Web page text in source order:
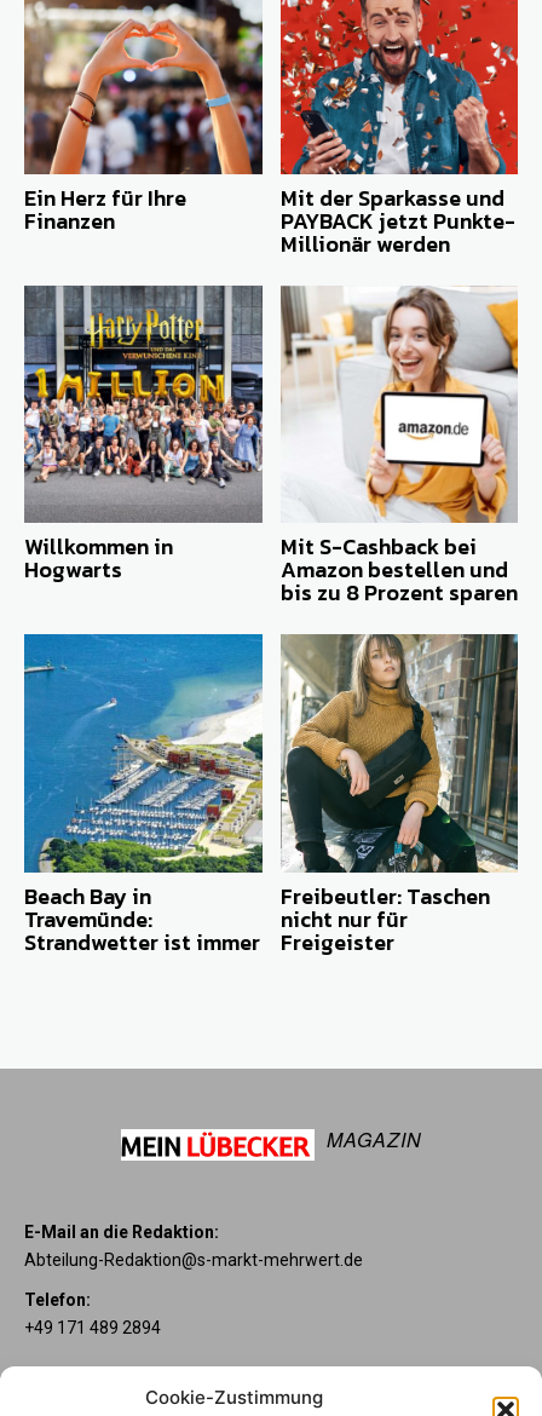
Cookie-Zustimmung
Ein Herz für Ihre
Finanzen
Mit der Sparkasse und
PAYBACK jetzt Punkte-
Millionär werden
Willkommen in
Hogwarts
Mit S-Cashback bei
Amazon bestellen und
bis zu 8 Prozent sparen
Beach Bay in
Travemünde:
Strandwetter ist immer
Freibeutler: Taschen
nicht nur für
Freigeister
MAGAZIN
E-Mail an die Redaktion:
Abteilung-Redaktion@s-markt-mehrwert.de
Telefon:
+49 171 489 2894